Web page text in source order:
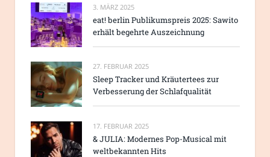
3. MÄRZ 2025
eat! berlin Publikumspreis 2025: Sawito
erhält begehrte Auszeichnung
27. FEBRUAR 2025
Sleep Tracker und Kräutertees zur
Verbesserung der Schlafqualität
17. FEBRUAR 2025
& JULIA: Modernes Pop-Musical mit
weltbekannten Hits